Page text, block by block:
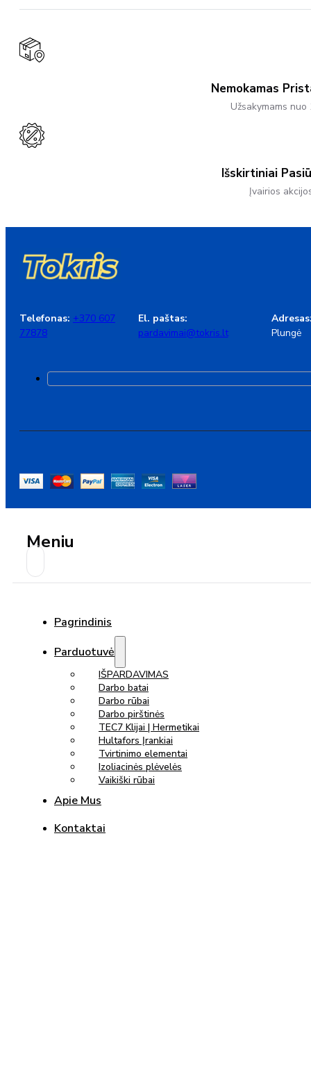
The
Be
Chosen
On
Nemokamas
Užsakymams nuo
Išskirtiniai
Įvairios
Telefonas: +370 607
77878
El. paštas:
pardavimai@tokris.lt
Plungė
Meniu
Pagrindinis
Parduotuvė
IŠPARDAVIMAS
Darbo batai
Darbo rūbai
Darbo pirštinės
TEC7 Klijai | Hermetikai
Hultafors Įrankiai
Tvirtinimo elementai
Izoliacinės plėvelės
Vaikiški rūbai
Apie Mus
Kontaktai